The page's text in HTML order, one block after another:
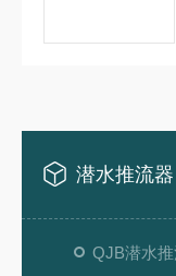
潜水推流器
QJB潜水